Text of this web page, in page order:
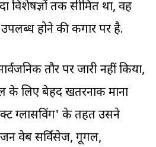
विशेषज्ञों तक सीमित था, वह
होने की कगार पर है.
तौर पर जारी नहीं किया,
के लिए बेहद खतरनाक माना
ग्लासविंग' के तहत उसने
वेब सर्विसेज, गूगल,